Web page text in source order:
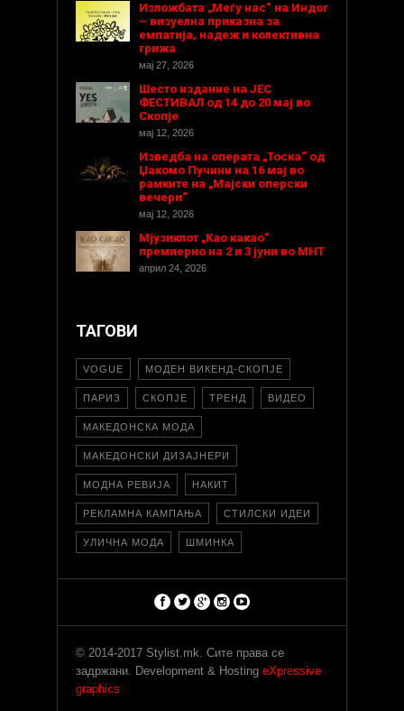
Изложбата „Меѓу нас“ на Индог
– визуелна приказна за
емпатија, надеж и колективна
грижа
мај 27, 2026
Шесто издание на ЈЕС
ФЕСТИВАЛ од 14 до 20 мај во
Скопје
мај 12, 2026
Изведба на операта „Тоска“ од
Џакомо Пучини на 16 мај во
рамките на „Мајски оперски
вечери“
мај 12, 2026
Мјузиклот „Као какао“
премиерно на 2 и 3 јуни во МНТ
април 24, 2026
ТАГОВИ
VOGUE МОДЕН ВИКЕНД-СКОПЈЕ
ПАРИЗ СКОПЈЕ ТРЕНД ВИДЕО
МАКЕДОНСКА МОДА
МАКЕДОНСКИ ДИЗАЈНЕРИ
МОДНА РЕВИЈА НАКИТ
РЕКЛАМНА КАМПАЊА СТИЛСКИ ИДЕИ
УЛИЧНА МОДА ШМИНКА
© 2014-2017 Stylist.mk. Сите права се
задржани. Development & Hosting eXpressive
graphics